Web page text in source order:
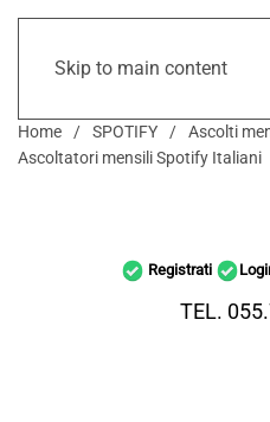
Skip to main content
Home SPOTIFY Ascolti
Ascoltatori mensili Spotify Italiani
Registrati
TEL.